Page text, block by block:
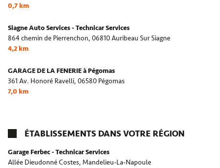
0,7 km
Siagne Auto Services - Technicar Services
864 chemin de Pierrenchon, 06810 Auribeau Sur Siagne
4,2 km
GARAGE DE LA FENERIE à Pégomas
361 Av. Honoré Ravelli, 06580 Pégomas
7,0 km
ÉTABLISSEMENTS DANS VOTRE RÉGION
Garage Ferbec - Technicar Services
Allée Dieudonné Costes, Mandelieu-La-Napoule